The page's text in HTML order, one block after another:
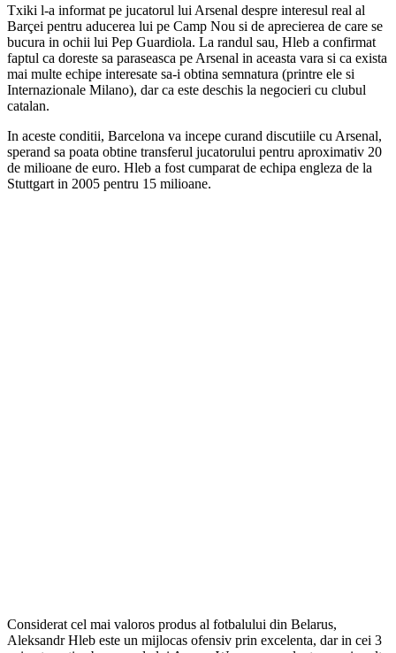
Txiki l-a informat pe jucatorul lui Arsenal despre interesul real al
Barçei pentru aducerea lui pe Camp Nou si de aprecierea de care se
bucura in ochii lui Pep Guardiola. La randul sau, Hleb a confirmat
faptul ca doreste sa paraseasca pe Arsenal in aceasta vara si ca exista
mai multe echipe interesate sa-i obtina semnatura (printre ele si
Internazionale Milano), dar ca este deschis la negocieri cu clubul
catalan.
In aceste conditii, Barcelona va incepe curand discutiile cu Arsenal,
sperand sa poata obtine transferul jucatorului pentru aproximativ 20
de milioane de euro. Hleb a fost cumparat de echipa engleza de la
Stuttgart in 2005 pentru 15 milioane.
Considerat cel mai valoros produs al fotbalului din Belarus,
Aleksandr Hleb este un mijlocas ofensiv prin excelenta, dar in cei 3